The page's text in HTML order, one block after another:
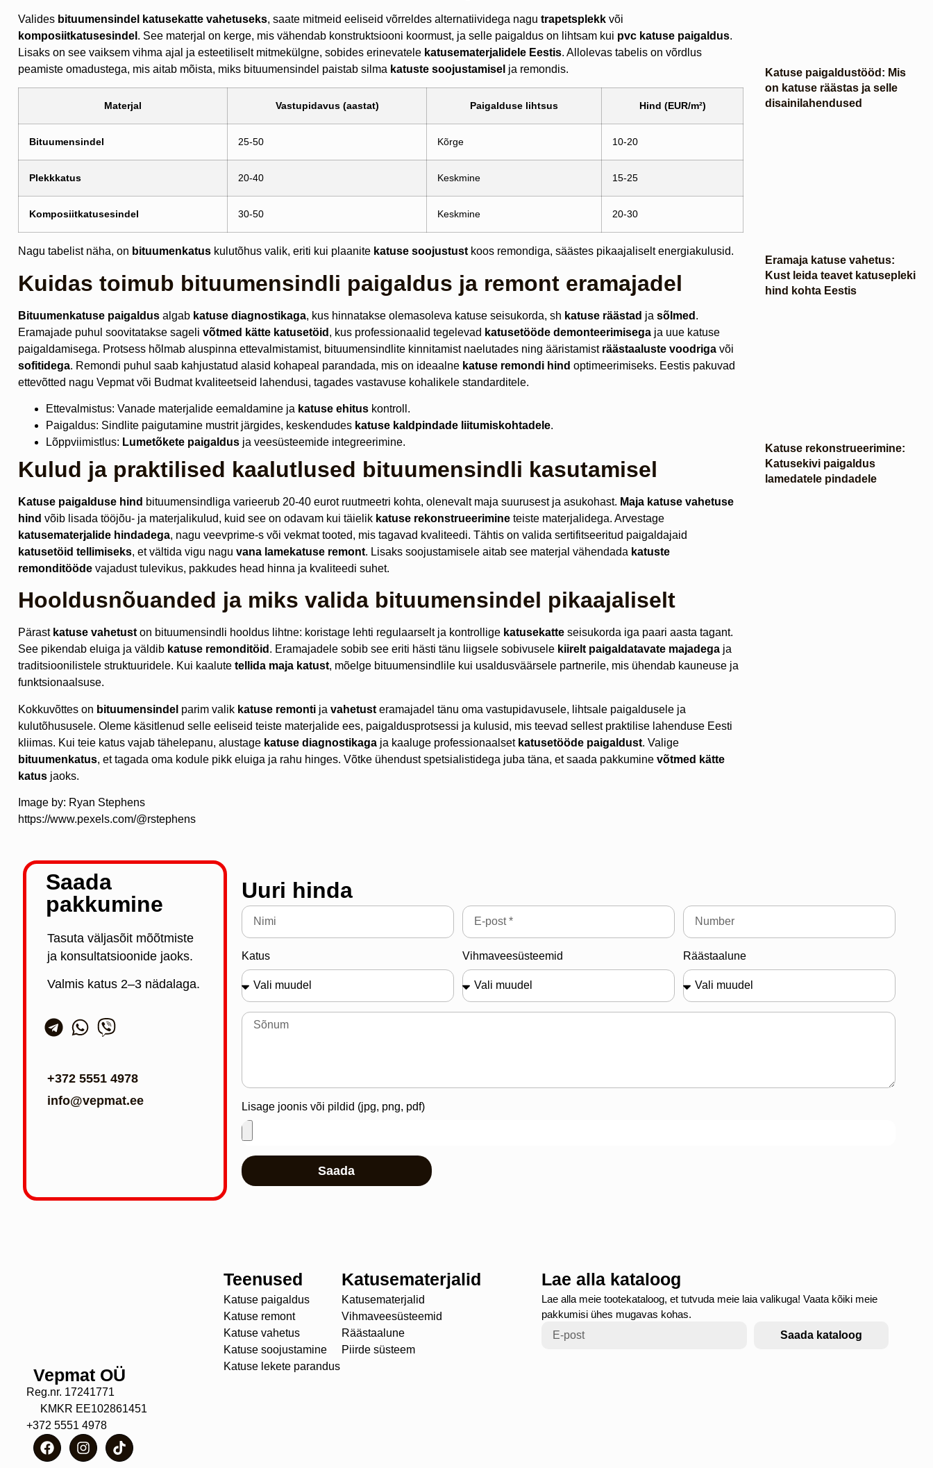
Valides bituumensindel katusekatte vahetuseks, saate mitmeid eeliseid võrreldes alternatiividega nagu trapetsplekk või
komposiitkatusesindel . See materjal on kerge, mis vähendab konstruktsiooni koormust, ja selle paigaldus on lihtsam kui pvc katuse paigaldus.
Lisaks on see vaiksem vihma ajal ja esteetiliselt mitmekülgne, sobides erinevatele katusematerjalidele Eestis. Allolevas tabelis on võrdlus
peamiste omadustega, mis aitab mõista, miks bituumensindel paistab silma katuste soojustamisel ja remondis.
Materjal Vastupidavus (aastat) Paigalduse lihtsus Hind (EUR/m²)
Bituumensindel 25-50 Kõrge 10-20
Plekkkatus 20-40 Keskmine 15-25
Komposiitkatusesindel 30-50 Keskmine 20-30
Nagu tabelist näha, on bituumenkatus kulutõhus valik, eriti kui plaanite katuse soojustust koos remondiga, säästes pikaajaliselt energiakulusid.
Kuidas toimub bituumensindli paigaldus ja remont eramajadel
Bituumenkatuse paigaldus algab katuse diagnostikaga, kus hinnatakse olemasoleva katuse seisukorda, sh katuse räästad ja sõlmed .
Eramajade puhul soovitatakse sageli võtmed kätte katusetöid , kus professionaalid tegelevad katusetööde demonteerimisega ja uue katuse
paigaldamisega. Protsess hõlmab aluspinna ettevalmistamist, bituumensindlite kinnitamist naelutades ning ääristamist räästaaluste voodriga või
sofitidega. Remondi puhul saab kahjustatud alasid kohapeal parandada, mis on ideaalne katuse remondi hind optimeerimiseks. Eestis pakuvad
ettevõtted nagu Vepmat või Budmat kvaliteetseid lahendusi, tagades vastavuse kohalikele standarditele.
Ettevalmistus: Vanade materjalide eemaldamine ja katuse ehitus kontroll.
Paigaldus: Sindlite paigutamine mustrit järgides, keskendudes katuse kaldpindade liitumiskohtadele.
Lõppviimistlus: Lumetõkete paigaldus ja veesüsteemide integreerimine.
Kulud ja praktilised kaalutlused bituumensindli kasutamisel
Katuse paigalduse hind bituumensindliga varieerub 20-40 eurot ruutmeetri kohta, olenevalt maja suurusest ja asukohast. Maja katuse vahetuse
hind võib lisada tööjõu- ja materjalikulud, kuid see on odavam kui täielik katuse rekonstrueerimine teiste materjalidega. Arvestage
katusematerjalide hindadega, nagu veevprime-s või vekmat tooted, mis tagavad kvaliteedi. Tähtis on valida sertifitseeritud paigaldajaid
katusetöid tellimiseks, et vältida vigu nagu vana lamekatuse remont. Lisaks soojustamisele aitab see materjal vähendada katuste
remonditööde vajadust tulevikus, pakkudes head hinna ja kvaliteedi suhet.
Hooldusnõuanded ja miks valida bituumensindel pikaajaliselt
Pärast katuse vahetust on bituumensindli hooldus lihtne: koristage lehti regulaarselt ja kontrollige katusekatte seisukorda iga paari aasta tagant.
See pikendab eluiga ja väldib katuse remonditöid . Eramajadele sobib see eriti hästi tänu liigsele sobivusele kiirelt paigaldatavate majadega ja
traditsioonilistele struktuuridele. Kui kaalute tellida maja katust, mõelge bituumensindlile kui usaldusväärsele partnerile, mis ühendab kauneuse ja
funktsionaalsuse.
Kokkuvõttes on bituumensindel parim valik katuse remonti ja vahetust eramajadel tänu oma vastupidavusele, lihtsale paigaldusele ja
kulutõhususele. Oleme käsitlenud selle eeliseid teiste materjalide ees, paigaldusprotsessi ja kulusid, mis teevad sellest praktilise lahenduse Eesti
kliimas. Kui teie katus vajab tähelepanu, alustage katuse diagnostikaga ja kaaluge professionaalset katusetööde paigaldust. Valige
bituumenkatus, et tagada oma kodule pikk eluiga ja rahu hinges. Võtke ühendust spetsialistidega juba täna, et saada pakkumine võtmed kätte
katus jaoks.
Image by: Ryan Stephens
https://www.pexels.com/@rstephens
Katuse paigaldustööd: Mis
on katuse räästas ja selle
disainilahendused
Eramaja katuse vahetus:
Kust leida teavet katusepleki
hind kohta Eestis
Katuse rekonstrueerimine:
Katusekivi paigaldus
lamedatele pindadele
Saada
pakkumine
Tasuta väljasõit mõõtmiste
ja konsultatsioonide jaoks.
Valmis katus 2–3 nädalaga.
+372 5551 4978
info@vepmat.ee
Uuri hinda
Katus Vihmaveesüsteemid Räästaalune
Lisage joonis või pildid (jpg, png, pdf)
Saada
Vepmat OÜ
Reg.nr. 17241771
KMKR EE102861451
+372 5551 4978
Teenused
Katuse paigaldus
Katuse remont
Katuse vahetus
Katuse soojustamine
Katuse lekete parandus
Katusematerjalid
Katusematerjalid
Vihmaveesüsteemid
Räästaalune
Piirde süsteem
Lae alla kataloog
Lae alla meie tootekataloog, et tutvuda meie laia valikuga! Vaata kõiki meie
pakkumisi ühes mugavas kohas.
Saada kataloog